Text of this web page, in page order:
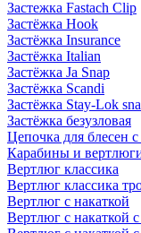
Застежка Fastach Clip
Застёжка Hook
Застёжка Insurance
Застёжка Italian
Застёжка Ja Snap
Застёжка Scandi
Застёжка Stay-Lok
Застёжка безузловая
Цепочка для блесен
Карабины и
Вертлюг классика
Вертлюг классика
Вертлюг с накаткой
Вертлюг с накаткой